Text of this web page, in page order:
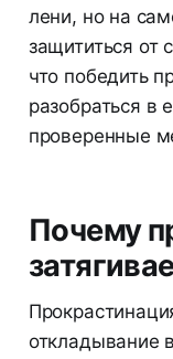
лени, но на
защититься от
что победить
разобраться в
проверенные
Почему
откладывание